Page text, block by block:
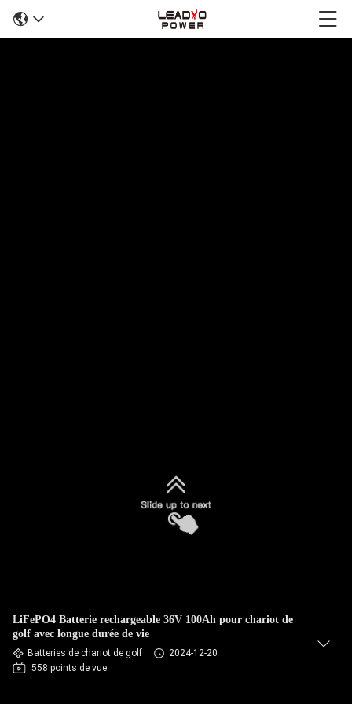
LiFePO4 Batterie rechargeable 36V 100Ah pour chariot de
golf avec longue durée de vie
Batteries de chariot de golf
2024-12-20
558 points de vue